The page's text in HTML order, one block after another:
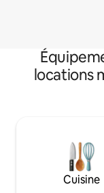
locations
Cuisine